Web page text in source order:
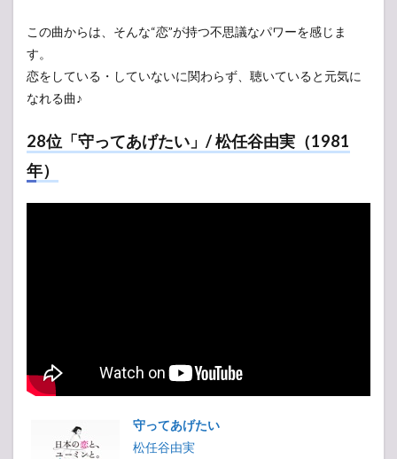
この曲からは、そんな“恋”が持つ不思議なパワーを感じま
す。
恋をしている・していないに関わらず、聴いていると元気に
なれる曲♪
28位「守ってあげたい」/ 松任谷由実（1981
年）
守ってあげたい
松任谷由実